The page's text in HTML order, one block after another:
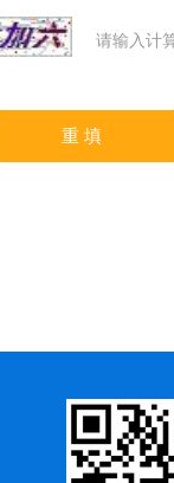
请输入计